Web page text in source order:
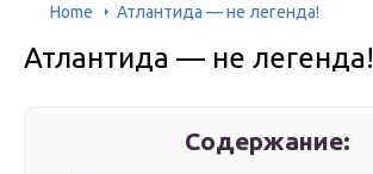
Home Атлантида — не легенда!
Атлантида — не легенда!
Содержание: